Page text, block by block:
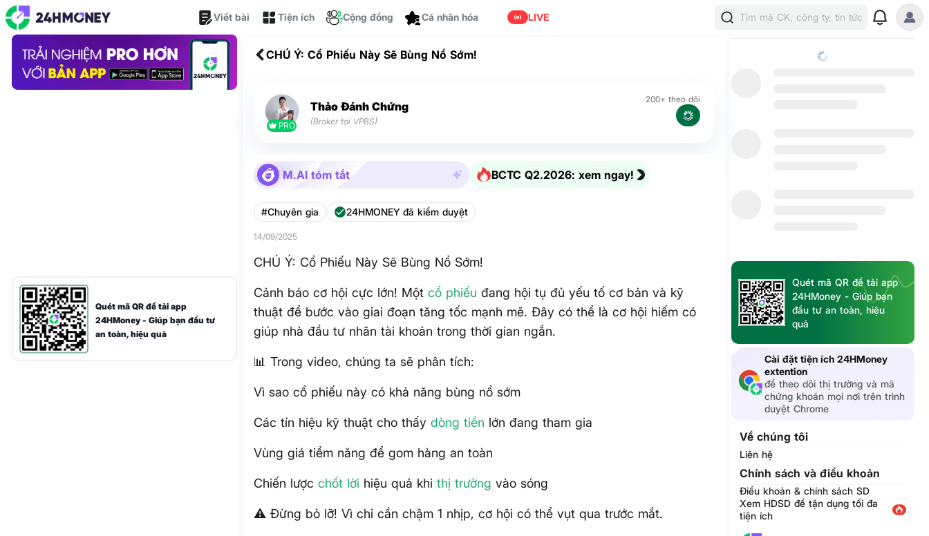
Viết bài Tiện ích
Cộng đồng
LIVE Tìm mã CK, công ty, tin tức
Quét mã QR để tải app
24HMoney - Giúp bạn đầu tư
an toàn, hiệu quả
CHÚ Ý: Cổ Phiếu Này Sẽ Bùng Nổ Sớm!
PRO
Thảo Đánh Chứng
(Broker tại VPBS)
200+ theo dõi
M.AI tóm tắt BCTC Q2.2026: xem ngay!
#Chuyên gia 24HMONEY đã kiểm duyệt
14/09/2025
CHÚ Ý: Cổ Phiếu Này Sẽ Bùng Nổ Sớm!
Cảnh báo cơ hội cực lớn! Mộtcổ phiếu đang hội tụ đủ yếu tố cơ bản và kỹ
thuật để bước vào giai đoạn tăng tốc mạnh mẽ. Đây có thể là cơ hội hiếm có
giúp nhà đầu tư nhân tài khoản trong thời gian ngắn.
📊 Trong video, chúng ta sẽ phân tích:
Vì sao cổ phiếu này có khả năng bùng nổ sớm
Các tín hiệu kỹ thuật cho thấydòng tiền lớn đang tham gia
Vùng giá tiềm năng để gom hàng an toàn
Chiến lượcchốt lời hiệu quả khithị trường vào sóng
⚠️ Đừng bỏ lỡ! Vì chỉ cần chậm 1 nhịp, cơ hội có thể vụt qua trước mắt.
Quét mã QR để tải app
24HMoney - Giúp bạn
đầu tư an toàn, hiệu
quả
Cài đặt tiện ích 24HMoney
extention
để theo dõi thị trường và mã
chứng khoán mọi nơi trên trình
duyệt Chrome
Về chúng tôi
Liên hệ
Chính sách và điều khoản
Điều khoản & chính sách SD
Xem HDSD để tận dụng tối đa
tiện ích